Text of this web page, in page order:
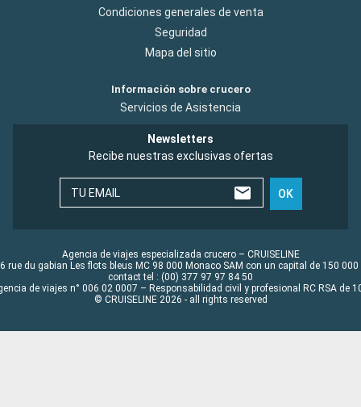
Condiciones generales de venta
Seguridad
Mapa del sitio
Información sobre crucero
Servicios de Asistencia
Newsletters
Recibe nuestras exclusivas ofertas
TU EMAIL OK
Agencia de viajes especializada crucero – CRUISELINE
rue du gabian Les flots bleus MC 98 000 Monaco SAM con un capital de 150 000
contact tel : (00) 377 97 97 84 50
de viajes n° 006 02 0007 – Responsabilidad civil y profesional RC RSA de
© CRUISELINE 2026 - all rights reserved